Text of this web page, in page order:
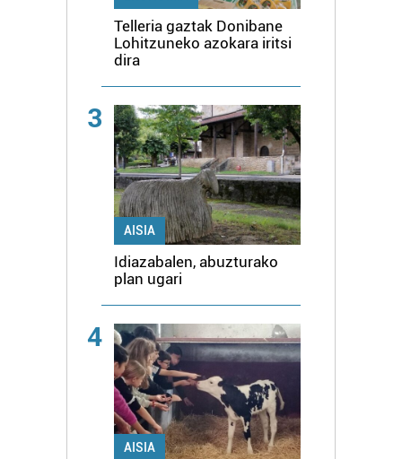
Telleria gaztak Donibane
Lohitzuneko azokara iritsi
dira
3
AISIA
Idiazabalen, abuzturako
plan ugari
4
AISIA